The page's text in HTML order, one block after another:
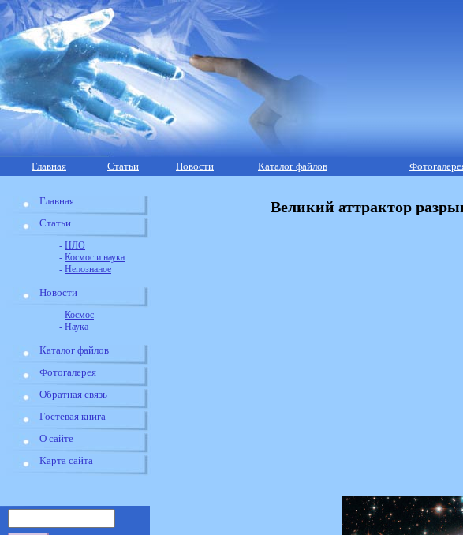
Главная Статьи Новости Каталог файлов
Главная
Статьи
- НЛО
- Космос и наука
- Непознаное
Новости
- Космос
- Наука
Каталог файлов
Фотогалерея
Обратная связь
Гостевая книга
О сайте
Карта сайта
Великий аттрактор